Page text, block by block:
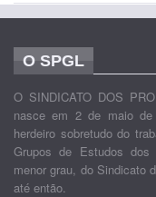
O SPGL
O SINDICATO DOS
nasce em 2 de maio
herdeiro sobretudo do
Grupos de Estudos dos
menor grau, do Sindicato
até então.